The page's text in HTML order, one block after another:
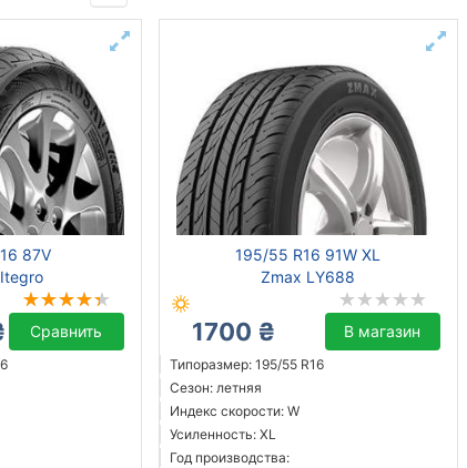
87V
Сравнить
195/55 R16 91W XL
Zmax LY688
1700 ₴ В магазин
Типоразмер: 195/55 R16
Сезон: летняя
Индекс скорости: W
Усиленность: XL
Год производства: